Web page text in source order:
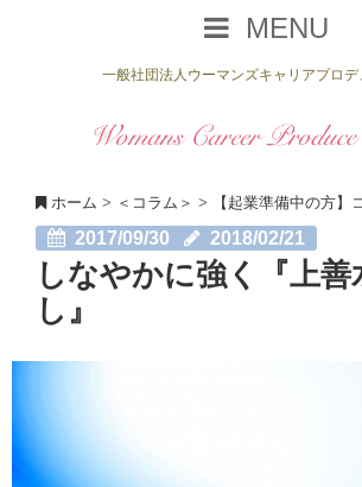
MENU
一般社団法人ウーマンズキャリアプロ
ホーム > ＜コラム＞ > 【起業準備中の方】
2017/09/30 2018/02/21
しなやかに強く『上善
し』